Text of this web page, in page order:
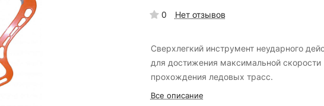
0 Нет отзывов
Сверхлегкий инструмент неударного
для достижения максимальной скорости
прохождения ледовых трасс.
Все описание